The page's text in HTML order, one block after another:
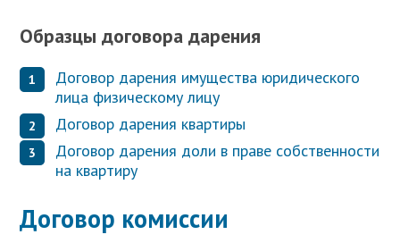
Образцы договора дарения
Договор дарения имущества юридического
лица физическому лицу
Договор дарения квартиры
Договор дарения доли в праве собственности
на квартиру
Договор комиссии